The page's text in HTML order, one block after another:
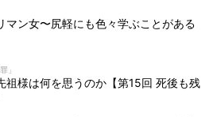
マン女〜尻軽にも色々学ぶことがある
」
祖様は何を思うのか【第15回 死後も残